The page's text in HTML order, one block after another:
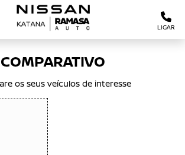
LIGAR
COMPARATIVO
os seus veículos de interesse